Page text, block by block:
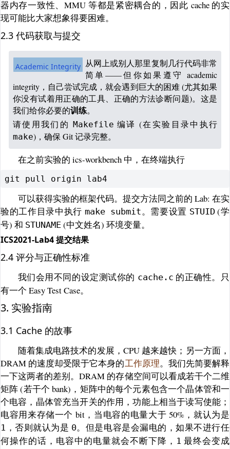
器内存一致性、MMU 等都是紧密耦合的，因此 cache 的实
现可能比大家想象得要困难。
2.3 代码获取与提交
Academic Integrity 从网上或别人那里复制几行代码非常
简单——但你如果遵守 academic
integrity，自己尝试完成，就会遇到巨大的困难 (尤其如果
你没有试着用正确的工具、正确的方法诊断问题)。这是
我们给你必要的训练。
请使用我们的 Makefile 编译 (在实验目录中执行
make)，确保 Git 记录完整。
在之前实验的 ics-workbench 中，在终端执行
可以获得实验的框架代码。提交方法同之前的 Lab: 在实
验的工作目录中执行 make submit。需要设置 STUID(学
号) 和 STUNAME (中文姓名) 环境变量。
ICS2021-Lab4 提交结果
2.4 评分与正确性标准
我们会用不同的设定测试你的 cache.c 的正确性。只
有一个 Easy Test Case。
3. 实验指南
3.1 Cache 的故事
随着集成电路技术的发展，CPU 越来越快；另一方面，
DRAM 的速度却受限于它本身的工作原理。我们先简要解释
一下这两者的差别。DRAM 的存储空间可以看成若干个二维
矩阵 (若干个 bank)，矩阵中的每个元素包含一个晶体管和一
个电容，晶体管充当开关的作用，功能上相当于读写使能；
电容用来存储一个 bit，当电容的电量大于 50%，就认为是
1 ，否则就认为是 0。但是电容是会漏电的，如果不进行任
何操作的话，电容中的电量就会不断下降， 1 最终会变成